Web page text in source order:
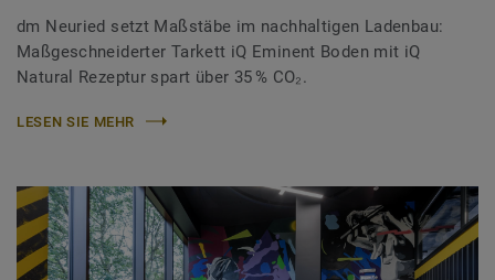
dm Neuried setzt Maßstäbe im nachhaltigen Ladenbau:
Maßgeschneiderter Tarkett iQ Eminent Boden mit iQ
Natural Rezeptur spart über 35 % CO₂.
LESEN SIE MEHR